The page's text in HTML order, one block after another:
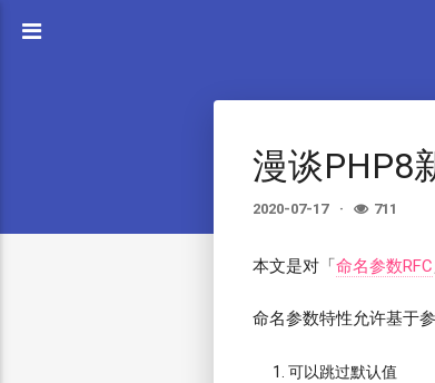
漫谈PHP8
2020-07-17 711
本文是对「命名参数RFC
命名参数特性允许基于
可以跳过默认值